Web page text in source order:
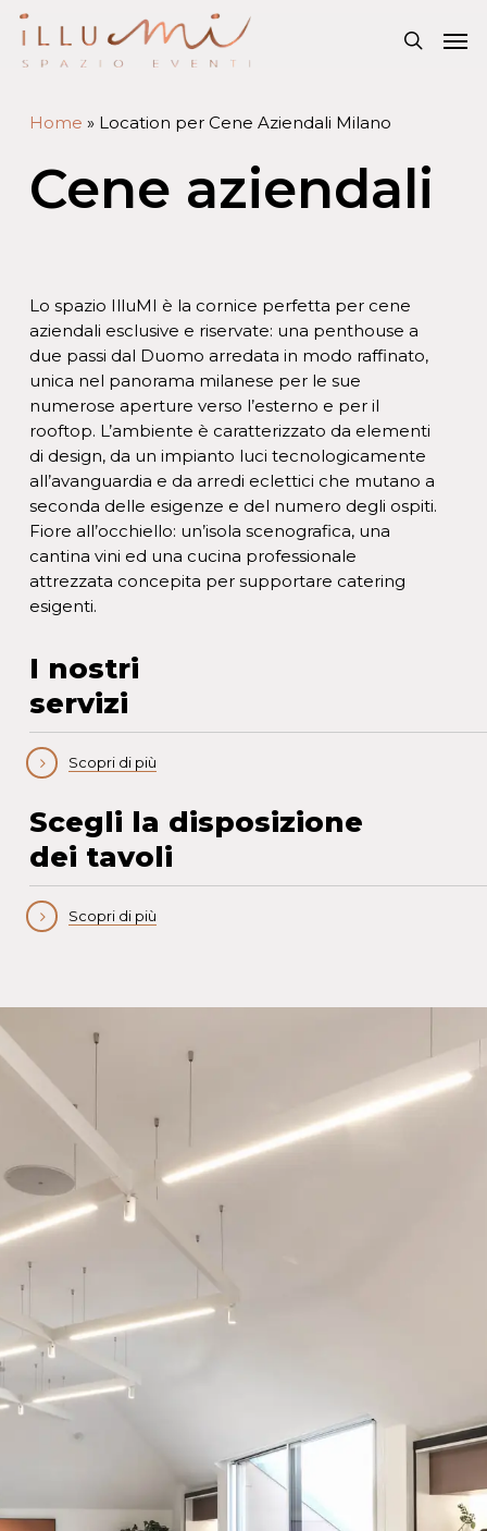
Home » Location per Cene Aziendali Milano
Cene aziendali
Lo spazio IlluMI è la cornice perfetta per cene
aziendali esclusive e riservate: una penthouse a
due passi dal Duomo arredata in modo raffinato,
unica nel panorama milanese per le sue
numerose aperture verso l’esterno e per il
rooftop. L’ambiente è caratterizzato da elementi
di design, da un impianto luci tecnologicamente
all’avanguardia e da arredi eclettici che mutano a
seconda delle esigenze e del numero degli ospiti.
Fiore all’occhiello: un’isola scenografica, una
cantina vini ed una cucina professionale
attrezzata concepita per supportare catering
esigenti.
I nostri
servizi
Scopri di più
Scegli la disposizione
dei tavoli
Scopri di più